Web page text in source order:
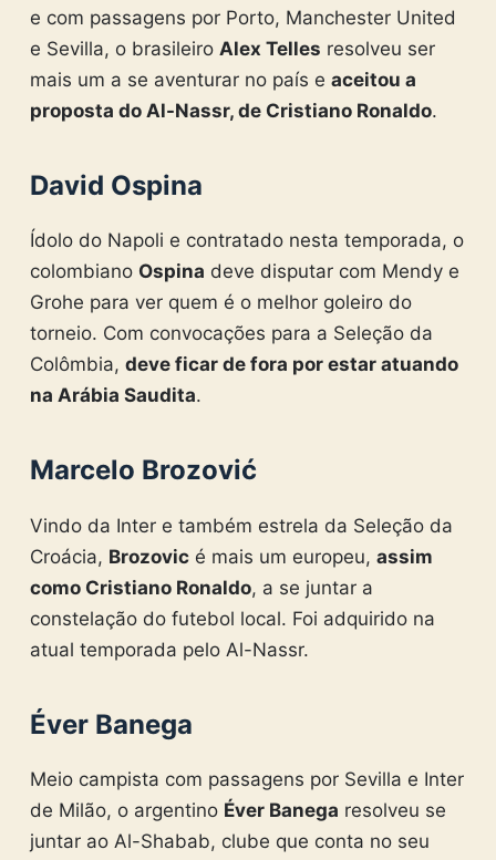
e com passagens por Porto, Manchester United
e Sevilla, o brasileiro Alex Telles resolveu ser
mais um a se aventurar no país e aceitou a
proposta do Al-Nassr, de Cristiano Ronaldo.
David Ospina
Ídolo do Napoli e contratado nesta temporada, o
colombiano Ospina deve disputar com Mendy e
Grohe para ver quem é o melhor goleiro do
torneio. Com convocações para a Seleção da
Colômbia, deve ficar de fora por estar atuando
na Arábia Saudita.
Marcelo Brozović
Vindo da Inter e também estrela da Seleção da
Croácia, Brozovicé mais um europeu, assim
como Cristiano Ronaldo, a se juntar a
constelação do futebol local. Foi adquirido na
atual temporada pelo Al-Nassr.
Éver Banega
Meio campista com passagens por Sevilla e Inter
de Milão, o argentino Éver Banega resolveu se
juntar ao Al-Shabab, clube que conta no seu